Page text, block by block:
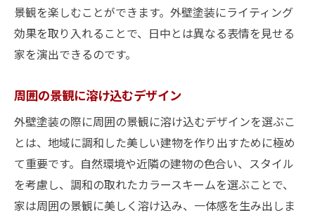
景観を楽しむことができます。外壁塗装にライティング
効果を取り入れることで、日中とは異なる表情を見せる
家を演出できるのです。
周囲の景観に溶け込むデザイン
外壁塗装の際に周囲の景観に溶け込むデザインを選ぶこ
とは、地域に調和した美しい建物を作り出すために極め
て重要です。自然環境や近隣の建物の色合い、スタイル
を考慮し、調和の取れたカラースキームを選ぶことで、
家は周囲の景観に美しく溶け込み、一体感を生み出しま